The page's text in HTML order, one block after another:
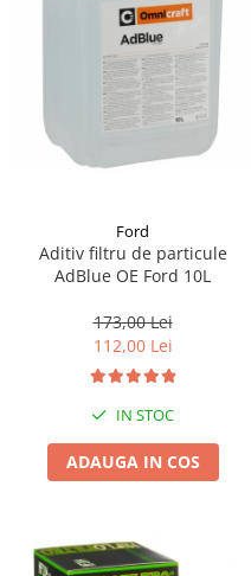
Ford
Aditiv filtru de particule
AdBlue OE Ford 10L
173,00 Lei
112,00 Lei
IN STOC
ADAUGA IN COS